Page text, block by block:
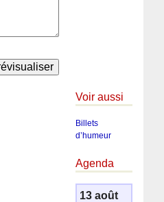
Voir aussi
Billets
d’humeur
Agenda
13 août